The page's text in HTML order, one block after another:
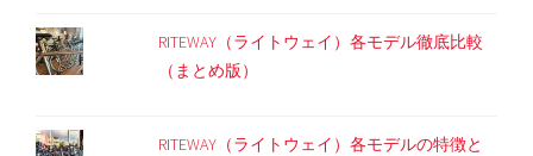
RITEWAY（ライトウェイ）各モデル徹底比較
（まとめ版）
RITEWAY（ライトウェイ）各モデルの特徴と